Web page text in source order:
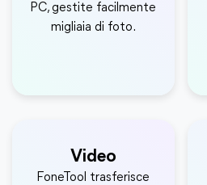
PC, gestite facilmente
migliaia di foto.
Video
FoneTool trasferisce